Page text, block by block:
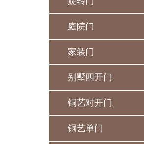
庭院门
家装门
别墅四开门
铜艺对开门
铜艺单门